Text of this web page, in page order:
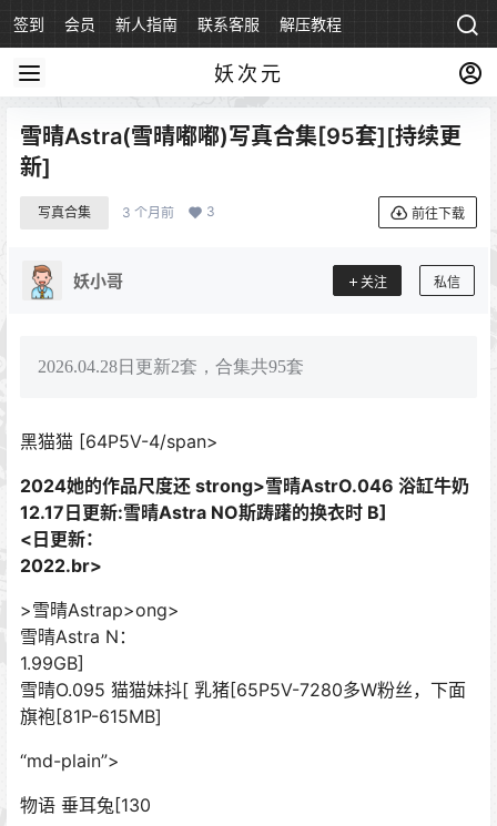
签到 会员 新人指南 联系客服 解压教程
妖次元
雪晴Astra(雪晴嘟嘟)写真合集[95套][持续更
新]
写真合集 3 个月前 3 前往下载
妖小哥 关注 私信
2026.04.28日更新2套，合集共95套
黑猫猫 [64P5V-4/span>
2024她的作品尺度还 strong>雪晴AstrO.046 浴缸牛奶
12.17日更新:雪晴Astra NO斯踌躇的换衣时 B]
<日更新：
2022.br>
>雪晴Astrap>ong>
雪晴Astra N：
1.99GB]
雪晴O.095 猫猫妹抖[ 乳猪[65P5V-7280多W粉丝，下面
旗袍[81P-615MB]
“md-plain”>
物语 垂耳兔[130